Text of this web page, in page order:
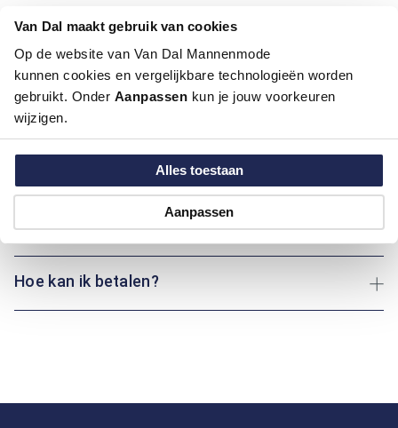
Van Dal maakt gebruik van cookies
Op de website van Van Dal Mannenmode
kunnen cookies en vergelijkbare technologieën worden
gebruikt. Onder Aanpassen kun je jouw voorkeuren
wijzigen.
Alles toestaan
Aanpassen
Productinformatie
Artikelnummer
1016237-48
Kleur:
Over Bartlett
Hoe kan ik betalen?